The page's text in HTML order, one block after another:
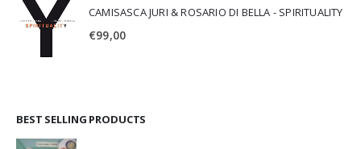
CAMISASCA JURI & ROSARIO DI BELLA - SPIRITUALITY
€99,00
BEST SELLING PRODUCTS